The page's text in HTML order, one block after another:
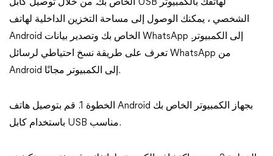
الخاص بك. من خلال توصيل كابل USB لهاتفك بالكمبيوتر
الشخصي ، يمكنك الوصول إلى مساحة التخزين الداخلية لهاتف
Android الخاص بك وتصدير بيانات WhatsApp إلى الكمبيوتر.
تعرف على طريقة نسخ احتياطي لرسائل WhatsApp من
Android إلى الكمبيوتر مجانًا.
الخطوة 1. قم بتوصيل هاتف Android بجهاز الكمبيوتر الخاص بك
باستخدام كابل USB مناسب.